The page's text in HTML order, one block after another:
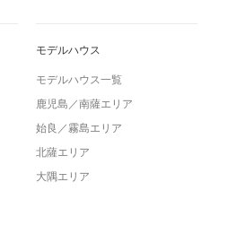
モデルハウス
モデルハウス一覧
鹿児島／南薩エリア
始良／霧島エリア
北薩エリア
大隅エリア